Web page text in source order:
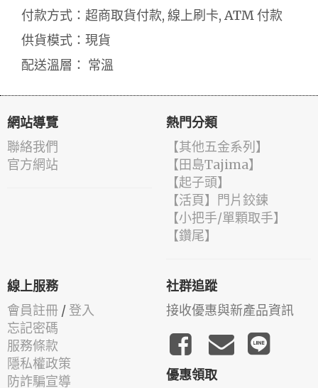
付款方式：超商取貨付款, 線上刷卡, ATM 付款
供貨模式：現貨
配送溫層： 常溫
網站導覽
聯絡我們
官方網站
熱門分類
【其他五金系列】
【田島Tajima】
【起子頭】
【活頁】門片鉸鍊
【小把手/單顆取手】
【鑽尾】
線上服務
會員註冊 / 登入
忘記密碼
服務條款
隱私權政策
防詐騙宣導
社群追蹤
接收優惠與新產品資訊
優惠領取